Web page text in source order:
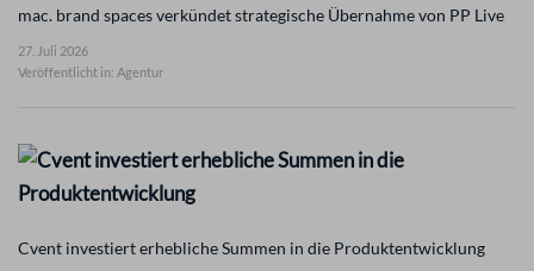
mac. brand spaces verkündet strategische Übernahme von PP Live
27. Juli 2026
Veröffentlicht in: Agentur
Cvent investiert erhebliche Summen in die Produktentwicklung